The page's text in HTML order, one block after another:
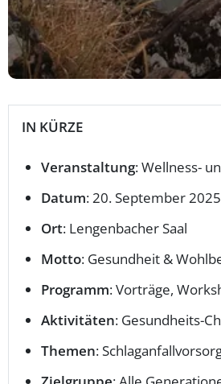
IN KÜRZE
Veranstaltung: Wellness-
Datum: 20. September 2025
Ort: Lengenbacher Saal
Motto: Gesundheit &
Programm: Vorträge,
Aktivitäten: Gesundheits-
Themen: